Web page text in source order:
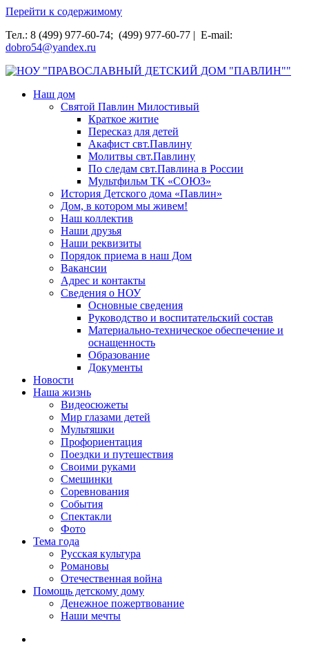
Перейти к содержимому
Тел.: 8 (499) 977-60-74; (499) 977-60-77 | E-mail:
dobro54@yandex.ru
НОУ "ПРАВОСЛАВНЫЙ ДЕТСКИЙ ДОМ "ПАВЛИН""
Наш дом
Святой Павлин Милостивый
Краткое житие
Пересказ для детей
Акафист свт.Павлину
Молитвы свт.Павлину
По следам свт.Павлина в России
Мультфильм ТК «СОЮЗ»
История Детского дома «Павлин»
Дом, в котором мы живем!
Наш коллектив
Наши друзья
Наши реквизиты
Порядок приема в наш Дом
Вакансии
Адрес и контакты
Сведения о НОУ
Основные сведения
Руководство и воспитательский состав
Материально-техническое обеспечение и
оснащенность
Образование
Документы
Новости
Наша жизнь
Видеосюжеты
Мир глазами детей
Мультяшки
Профориентация
Поездки и путешествия
Своими руками
Смешинки
Соревнования
События
Спектакли
Фото
Тема года
Русская культура
Романовы
Отечественная война
Помощь детскому дому
Денежное пожертвование
Наши мечты